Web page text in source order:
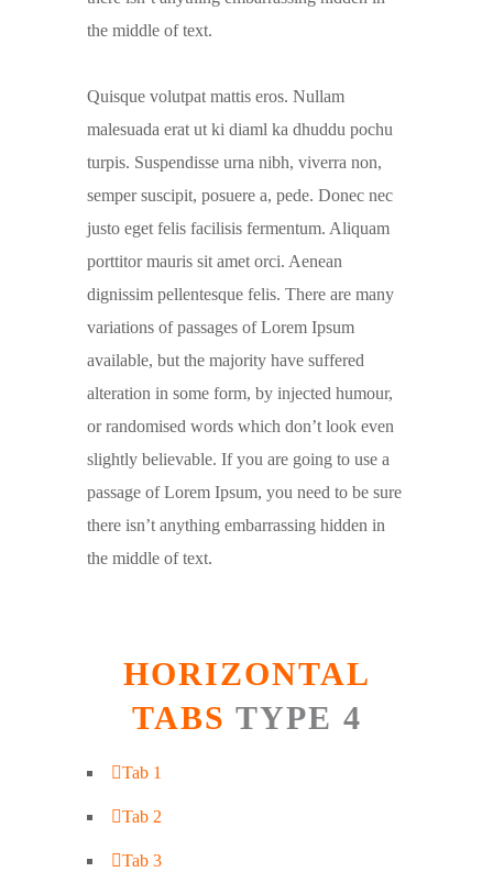
the middle of text.
Quisque volutpat mattis eros. Nullam
malesuada erat ut ki diaml ka dhuddu pochu
turpis. Suspendisse urna nibh, viverra non,
semper suscipit, posuere a, pede. Donec nec
justo eget felis facilisis fermentum. Aliquam
porttitor mauris sit amet orci. Aenean
dignissim pellentesque felis. There are many
variations of passages of Lorem Ipsum
available, but the majority have suffered
alteration in some form, by injected humour,
or randomised words which don’t look even
slightly believable. If you are going to use a
passage of Lorem Ipsum, you need to be sure
there isn’t anything embarrassing hidden in
the middle of text.
HORIZONTAL
TABS TYPE 4
Tab 1
Tab 2
Tab 3